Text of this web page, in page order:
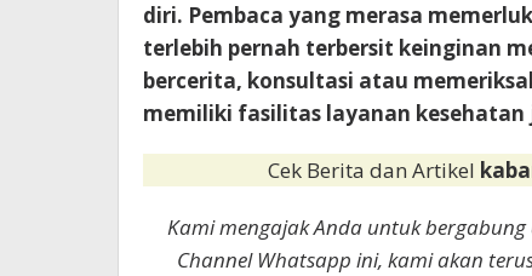
diri. Pembaca yang merasa
terlebih pernah terbersit keinginan
bercerita, konsultasi atau
memiliki fasilitas layanan kesehatan
Cek Berita dan Artikel
Kami mengajak Anda untuk
Channel Whatsapp ini, kami akan